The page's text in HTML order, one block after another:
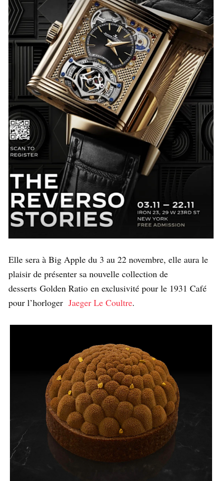
Elle sera à Big Apple du 3 au 22 novembre, elle aura le
plaisir de présenter sa nouvelle collection de
desserts Golden Ratio en exclusivité pour le 1931 Café
pour l’horloger Jaeger Le Coultre.